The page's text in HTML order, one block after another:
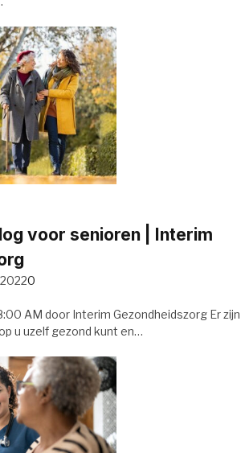
voor senioren | Interim
0
AM door Interim Gezondheidszorg Er zijn
u uzelf gezond kunt en…